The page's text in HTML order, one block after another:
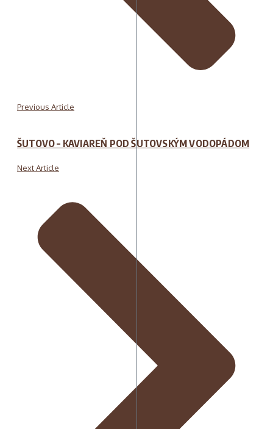
Previous Article
ŠUTOVO – KAVIAREŇ POD ŠUTOVSKÝM VODOPÁDOM
Next Article